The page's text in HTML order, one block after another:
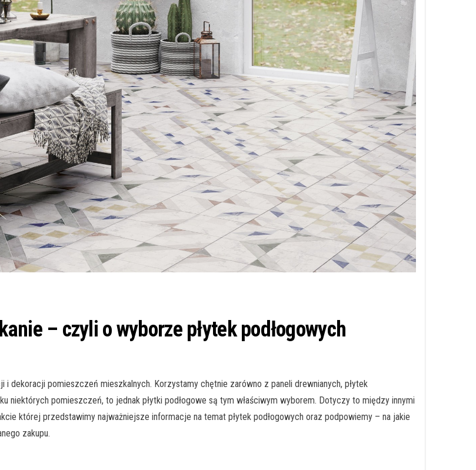
– czyli o wyborze płytek podłogowych
dekoracji pomieszczeń mieszkalnych. Korzystamy chętnie zarówno z paneli drewnianych, płytek
niektórych pomieszczeń, to jednak płytki podłogowe są tym właściwym wyborem. Dotyczy to między innymi
której przedstawimy najważniejsze informacje na temat płytek podłogowych oraz podpowiemy – na jakie
zakupu.